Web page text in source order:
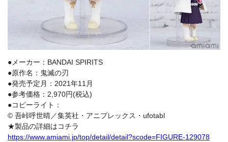
●メーカー：BANDAI SPIRITS
●原作名：鬼滅の刃
●発売予定月：2021年11月
●参考価格：2,970円(税込)
●コピーライト：
© 吾峠呼世晴／集英社・アニプレックス・ufotabl
★製品の詳細はコチラ
https://www.amiami.jp/top/detail/detail?scode=FIGURE-129078